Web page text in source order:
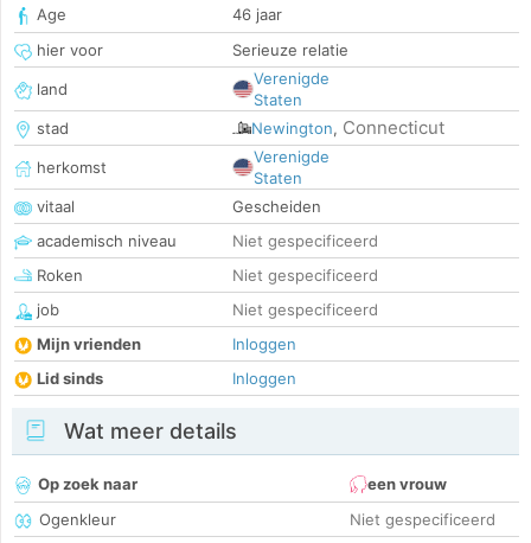
Age
46 jaar
hier voor
Serieuze relatie
land
Verenigde
Staten
stad
Newington, Connecticut
herkomst
Verenigde
Staten
vitaal
Gescheiden
academisch niveau
Niet gespecificeerd
Roken
Niet gespecificeerd
job
Niet gespecificeerd
Mijn vrienden
Inloggen
Lid sinds
Inloggen
Wat meer details
Op zoek naar
een vrouw
Ogenkleur
Niet gespecificeerd